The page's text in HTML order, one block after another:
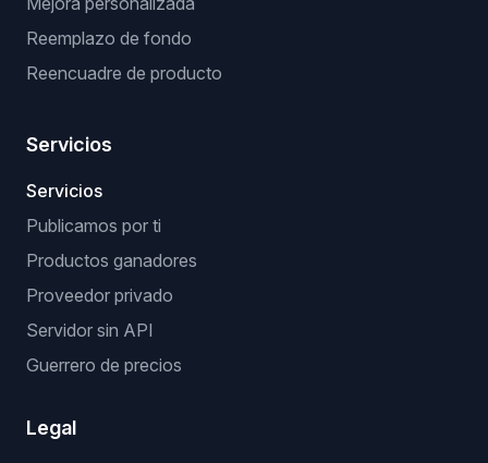
Reemplazo de fondo
Reencuadre de producto
Servicios
Servicios
Publicamos por ti
Productos ganadores
Proveedor privado
Servidor sin API
Guerrero de precios
Legal